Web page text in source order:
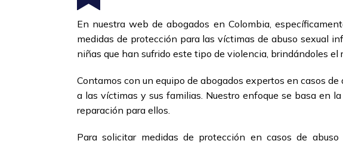
En nuestra web de abogados en Colombia,
medidas de protección para las víctimas de abuso sexual
niñas que han sufrido este tipo de violencia, brindándoles
Contamos con un equipo de abogados expertos en casos
a las víctimas y sus familias. Nuestro enfoque se basa en
reparación para ellos.
Para solicitar medidas de protección en casos de